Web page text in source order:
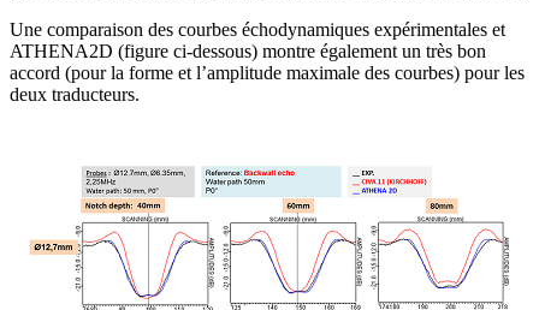
Une comparaison des courbes échodynamiques expérimentales et
ATHENA2D (figure ci-dessous) montre également un très bon
accord (pour la forme et l’amplitude maximale des courbes) pour les
deux traducteurs.